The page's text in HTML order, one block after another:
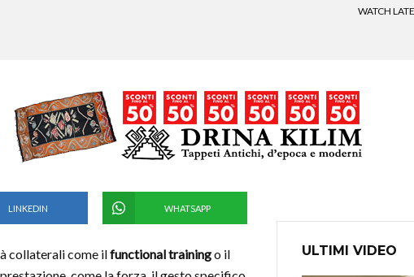
WATCH
LINKEDIN WHATSAPP
collaterali come ilfunctional trainingo il
ULTIMI VIDEO